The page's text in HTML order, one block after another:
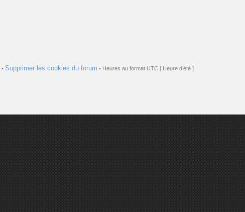
• Supprimer les cookies du forum • Heures au format UTC [ Heure d’été ]